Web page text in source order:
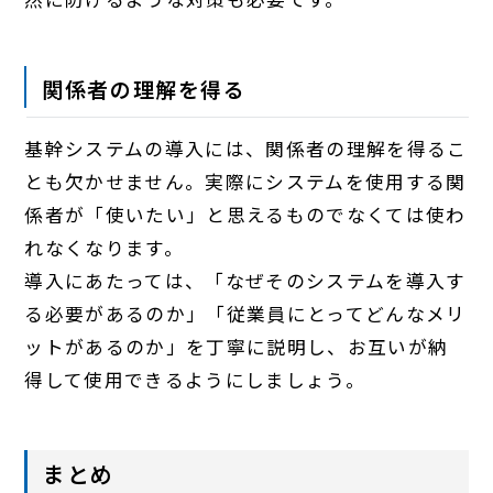
関係者の理解を得る
基幹システムの導入には、関係者の理解を得るこ
とも欠かせません。実際にシステムを使用する関
係者が「使いたい」と思えるものでなくては使わ
れなくなります。
導入にあたっては、「なぜそのシステムを導入す
る必要があるのか」「従業員にとってどんなメリ
ットがあるのか」を丁寧に説明し、お互いが納
得して使用できるようにしましょう。
まとめ